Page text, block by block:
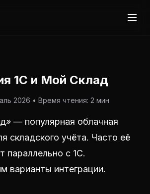
1С и Мой Склад
2026 • Время чтения: 2 мин
— популярная облачная
складского учёта. Часто её
параллельно с 1С.
варианты интеграции.